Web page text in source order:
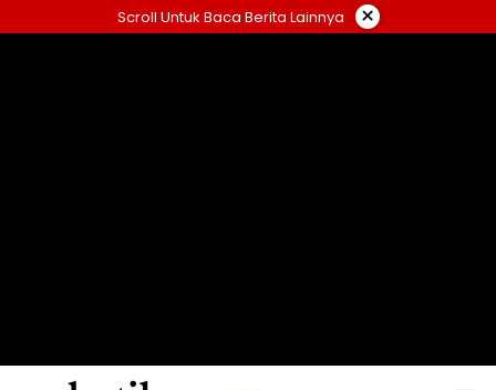
to
Scroll Untuk Baca Berita Lainnya ×